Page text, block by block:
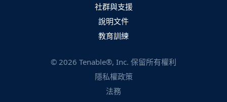
社群與支援
說明文件
教育訓練
© 2026 Tenable®, Inc. 保留所有權利
隱私權政策
法務